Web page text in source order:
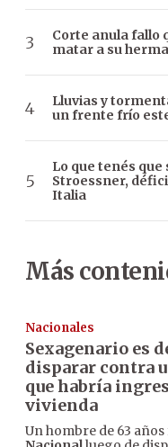
Corte anula fallo
matar a su
Lluvias y
un frente frío
Lo que tenés
Stroessner,
Italia
Más
Nacionales
Sexagenario es
disparar contra
que habría
vivienda
Un hombre de 63